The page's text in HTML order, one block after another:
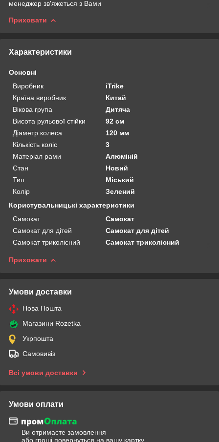
менеджер зв'яжеться з Вами
Приховати
Характеристики
Основні
Виробник
iTrike
Країна виробник
Китай
Вікова група
Дитяча
Висота рульової стійки
92 см
Діаметр колеса
120 мм
Кількість коліс
3
Матеріал рами
Алюміній
Стан
Новий
Тип
Міський
Колір
Зелений
Користувальницькі характеристики
Самокат
Самокат
Самокат для дітей
Самокат для дітей
Самокат триколісний
Самокат триколісний
Приховати
Умови доставки
Нова Пошта
Магазини Rozetka
Укрпошта
Самовивіз
Всі умови доставки
Умови оплати
Ви отримаєте замовлення
або гроші повернуться на вашу картку